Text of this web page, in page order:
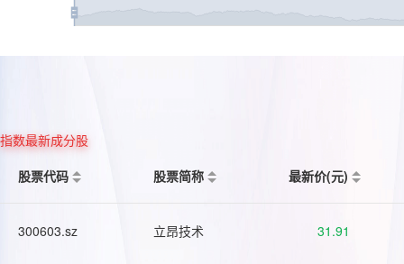
指数最新成分股
股票代码
股票简称 最新价(元)
300603.sz 立昂技术 31.91